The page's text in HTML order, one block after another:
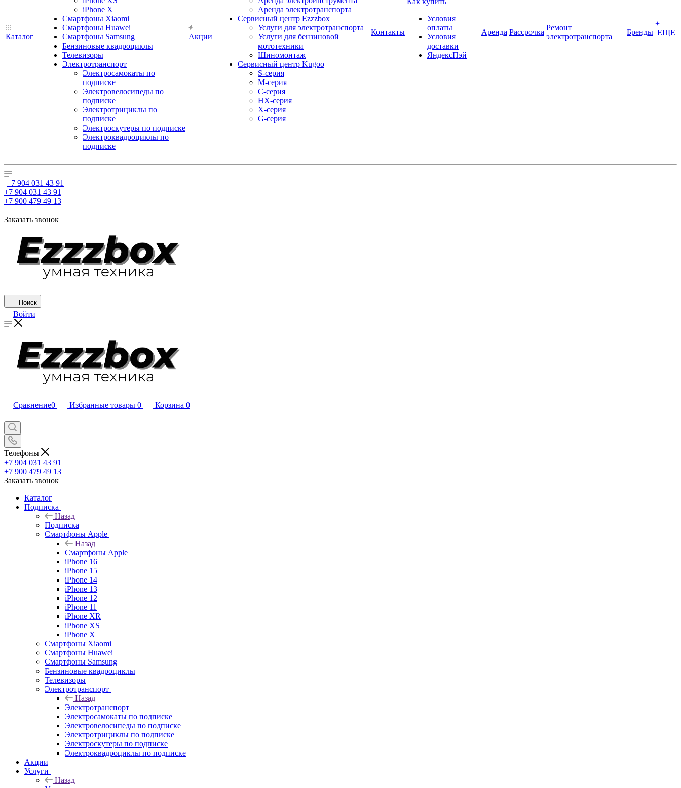
Каталог
iPhone X
Смартфоны Xiaomi
Смартфоны Huawei
Смартфоны Samsung
Бензиновые квадроциклы
Телевизоры
Электротранспорт
Электросамокаты по
подписке
Электровелосипеды по
подписке
Электротрициклы по
подписке
Электроскутеры по подписке
Электроквадроциклы по
подписке
Акции
Аренда электротранспорта
Сервисный центр Ezzzbox
Услуги для электротранспорта
Услуги для бензиновой
мототехники
Шиномонтаж
Сервисный центр Kugoo
S-cерия
M-серия
С-серия
HX-серия
X-серия
G-серия
Контакты
Условия
оплаты
Условия
доставки
ЯндексПэй
Аренда Рассрочка
Ремонт
электротранспорта
Бренды
+
ЕЩЕ
+7 904 031 43 91
+7 904 031 43 91
+7 900 479 49 13
Заказать звонок
Поиск
Войти
Сравнение0 Избранные товары 0 Корзина 0
Телефоны
+7 904 031 43 91
+7 900 479 49 13
Заказать звонок
Каталог
Подписка
Назад
Подписка
Смартфоны Apple
Назад
Смартфоны Apple
iPhone 16
iPhone 15
iPhone 14
iPhone 13
iPhone 12
iPhone 11
iPhone XR
iPhone XS
iPhone X
Смартфоны Xiaomi
Смартфоны Huawei
Смартфоны Samsung
Бензиновые квадроциклы
Телевизоры
Электротранспорт
Назад
Электротранспорт
Электросамокаты по подписке
Электровелосипеды по подписке
Электротрициклы по подписке
Электроскутеры по подписке
Электроквадроциклы по подписке
Акции
Услуги
Назад